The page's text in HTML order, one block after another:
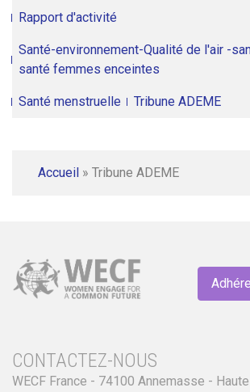
Rapport d'activité
Santé-environnement-Qualité de l'air -
santé femmes enceintes
Santé menstruelle Tribune ADEME
Accueil » Tribune ADEME
CONTACTEZ-NOUS
WECF France - 74100 Annemasse -